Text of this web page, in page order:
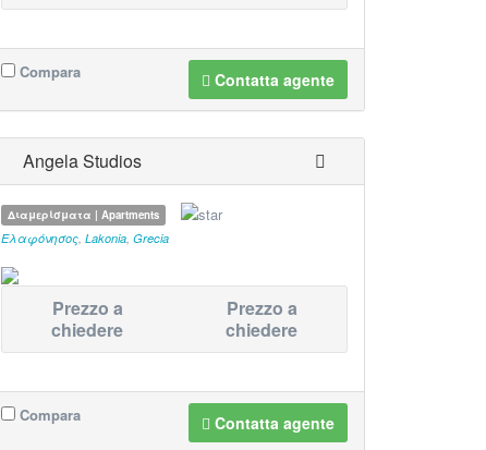
Contatta agente
Compara
Angela Studios
Διαμερίσματα | Apartments
Ελαφόνησος, Lakonia, Grecia
Prezzo a
chiedere
Prezzo a
chiedere
Contatta agente
Compara